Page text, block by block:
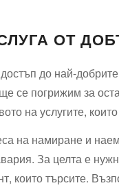
ОТ
до най-
се погрижим за
на услугите,
на намиране и
За целта е
които търсите.